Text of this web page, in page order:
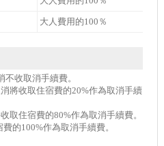
大人費用的100％
收取消手續費。
將收取住宿費的20%作為取消手續
取住宿費的80%作為取消手續費。
的100%作為取消手續費。